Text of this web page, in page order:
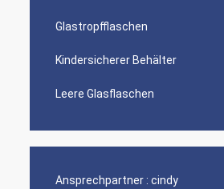
Glastropfflaschen
Kindersicherer Behälter
Leere Glasflaschen
Ansprechpartner : cindy